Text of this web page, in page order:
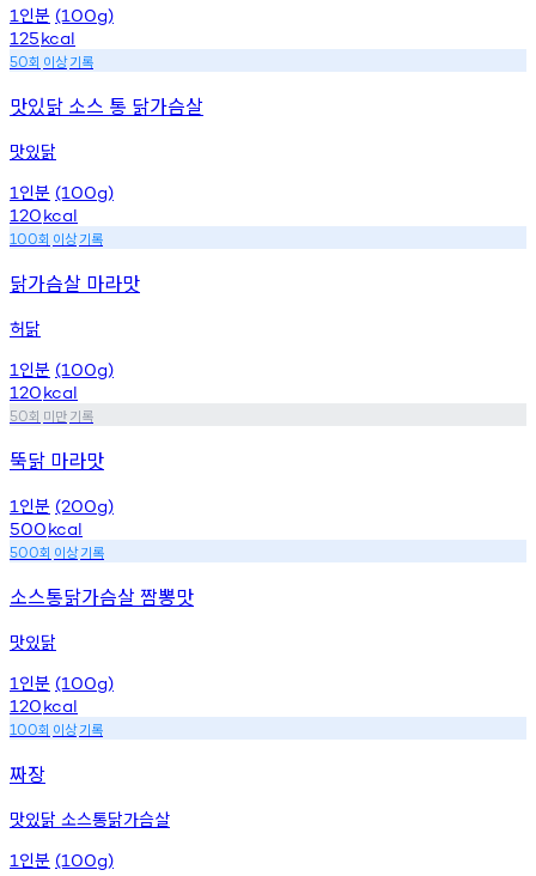
1 인분 (100g)
125kcal
50회 이상기록
맛있닭 소스 통 닭가슴살
맛있닭
1 인분 (100g)
120kcal
100회 이상기록
닭가슴살 마라맛
허닭
1 인분 (100g)
120kcal
50회 미만기록
뚝닭 마라맛
1 인분 (200g)
500kcal
500회 이상기록
소스통닭가슴살 짬뽕맛
맛있닭
1 인분 (100g)
120kcal
100회 이상기록
짜장
맛있닭 소스통닭가슴살
1 인분 (100g)